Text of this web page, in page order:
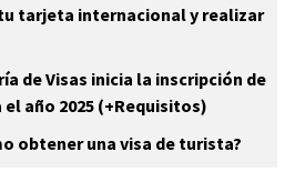
tarjeta internacional y realizar
de Visas inicia la inscripción de
año 2025 (+Requisitos)
obtener una visa de turista?